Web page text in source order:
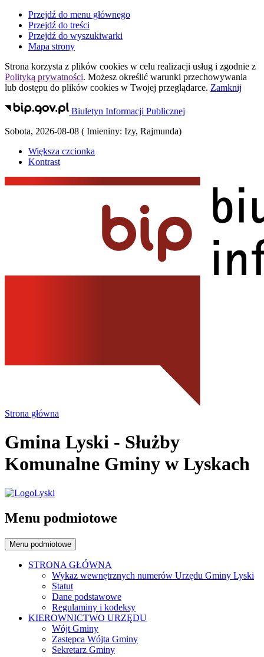
Przejdź do menu głównego
Przejdź do treści
Przejdź do wyszukiwarki
Mapa strony
Strona korzysta z plików cookies w celu realizacji usług i zgodnie z
Polityką prywatności. Możesz określić warunki przechowywania
lub dostępu do plików cookies w Twojej przeglądarce. Zamknij
Biuletyn Informacji Publicznej
Sobota, 2026-08-08 ( Imieniny: Izy, Rajmunda)
Większa czcionka
Kontrast
Strona główna
Gmina Lyski - Służby
Komunalne Gminy w Lyskach
Menu podmiotowe
Menu podmiotowe
STRONA GŁÓWNA
Wykaz wewnętrznych numerów Urzędu Gminy Lyski
Statut
Dane podstawowe
Regulaminy i kodeksy
KIEROWNICTWO URZĘDU
Wójt Gminy
Zastępca Wójta Gminy
Sekretarz Gminy